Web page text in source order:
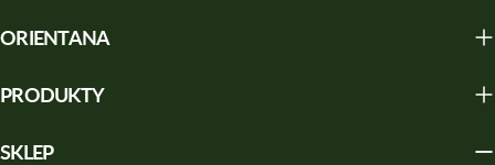
ORIENTANA
PRODUKTY
SKLEP